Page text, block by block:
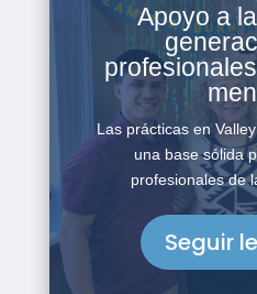
Apoyo a
Las prácticas en
una base sólida
profesionales de
Seguir